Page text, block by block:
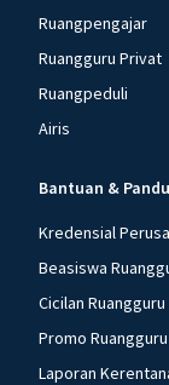
Ruangpengajar
Ruangguru Privat
Ruangpeduli
Airis
Bantuan &
Kredensial
Beasiswa
Cicilan Ruangguru
Promo Ruangguru
Laporan